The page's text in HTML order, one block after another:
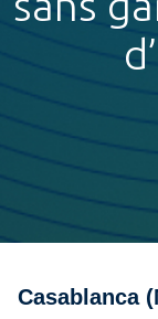
Casablanca